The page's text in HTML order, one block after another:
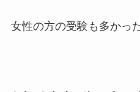
女性の方の受験も多かっ